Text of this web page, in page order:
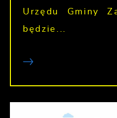
Urzędu Gminy
będzie...